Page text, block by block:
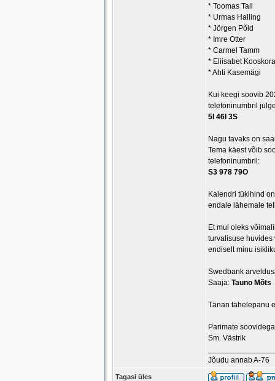
* Toomas Tali
* Urmas Halling
* Jörgen Põld
* Imre Otter
* Carmel Tamm
* Eliisabet Kooskora
* Ahti Kasemägi
Kui keegi soovib
telefoninumbril
5I 46I 3S
Nagu tavaks on
Tema käest võib
telefoninumbril:
S3 978 79O
Kalendri tükihind
endale lähemale
Et mul oleks
turvalisuse
endiselt minu
Swedbank
Saaja: Tauno Mõts
Tänan tähelepanu
Parimate
Sm. Västrik
Jõudu annab A-76
Tagasi üles